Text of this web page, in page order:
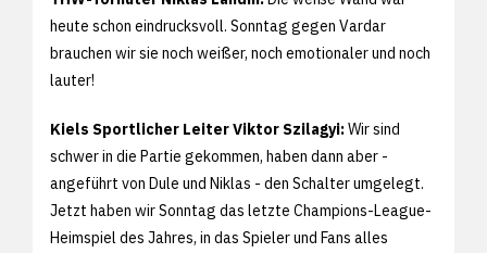
heute schon eindrucksvoll. Sonntag gegen Vardar
brauchen wir sie noch weißer, noch emotionaler und noch
lauter!
Kiels Sportlicher Leiter Viktor Szilagyi:Wir sind
schwer in die Partie gekommen, haben dann aber -
angeführt von Dule und Niklas - den Schalter umgelegt.
Jetzt haben wir Sonntag das letzte Champions-League-
Heimspiel des Jahres, in das Spieler und Fans alles